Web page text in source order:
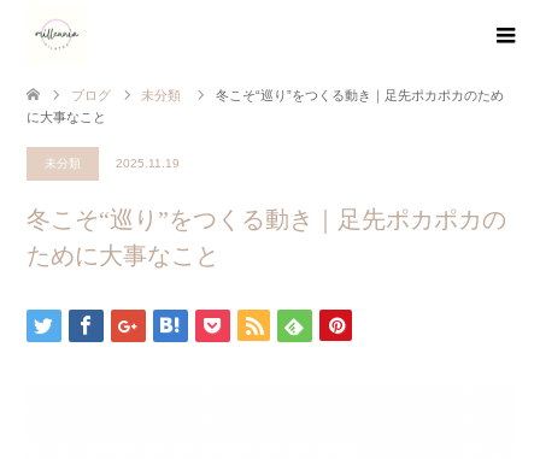
ブログ 未分類
冬こそ“巡り”をつくる動き｜足先ポカポカのため
に大事なこと
未分類 2025.11.19
冬こそ“巡り”をつくる動き｜足先ポカポカの
ために大事なこと